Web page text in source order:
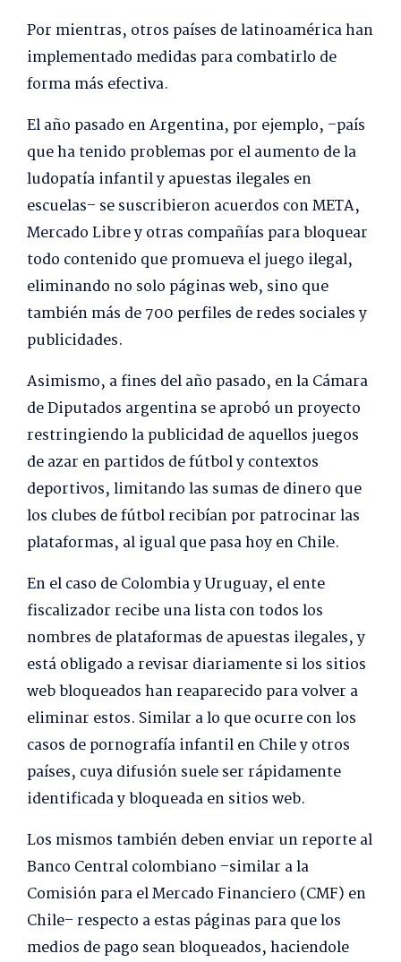
Por mientras, otros países de latinoamérica han
implementado medidas para combatirlo de
forma más efectiva.
El año pasado en Argentina, por ejemplo, –país
que ha tenido problemas por el aumento de la
ludopatía infantil y apuestas ilegales en
escuelas– se suscribieron acuerdos con META,
Mercado Libre y otras compañías para bloquear
todo contenido que promueva el juego ilegal,
eliminando no solo páginas web, sino que
también más de 700 perfiles de redes sociales y
publicidades.
Asimismo, a fines del año pasado, en la Cámara
de Diputados argentina se aprobó un proyecto
restringiendo la publicidad de aquellos juegos
de azar en partidos de fútbol y contextos
deportivos, limitando las sumas de dinero que
los clubes de fútbol recibían por patrocinar las
plataformas, al igual que pasa hoy en Chile.
En el caso de Colombia y Uruguay, el ente
fiscalizador recibe una lista con todos los
nombres de plataformas de apuestas ilegales, y
está obligado a revisar diariamente si los sitios
web bloqueados han reaparecido para volver a
eliminar estos. Similar a lo que ocurre con los
casos de pornografía infantil en Chile y otros
países, cuya difusión suele ser rápidamente
identificada y bloqueada en sitios web.
Los mismos también deben enviar un reporte al
Banco Central colombiano –similar a la
Comisión para el Mercado Financiero (CMF) en
Chile– respecto a estas páginas para que los
medios de pago sean bloqueados, haciendole